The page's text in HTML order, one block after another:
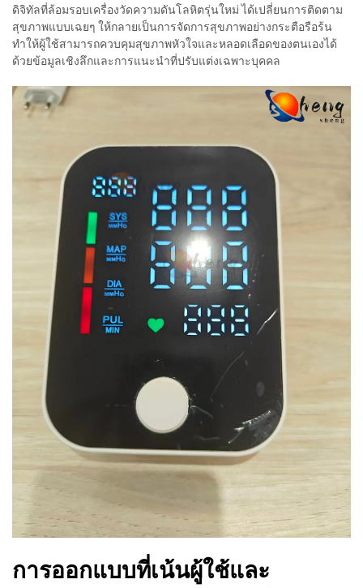
ดิจิทัลที่ล้อมรอบเครื่องวัดความดันโลหิตรุ่นใหม่ ได้เปลี่ยนการติดตาม
สุขภาพแบบเฉยๆ ให้กลายเป็นการจัดการสุขภาพอย่างกระตือรือร้น
ทำให้ผู้ใช้สามารถควบคุมสุขภาพหัวใจและหลอดเลือดของตนเองได้
ด้วยข้อมูลเชิงลึกและการแนะนำที่ปรับแต่งเฉพาะบุคคล
การออกแบบที่เน้นผู้ใช้และ